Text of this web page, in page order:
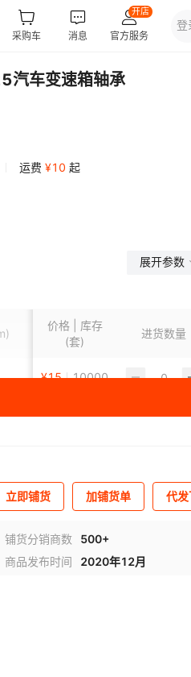
车变速箱轴承
运费 ¥10 起
展开参数
标准编号 Cr
价格 | 库存
(套)
进货数量
GB/T 12764-2019
¥15 10000
GB/T 12764-2019
¥14 9997
立即铺货 加铺货单 代
铺货分销商数
500+
商品发布时间 2020年12月